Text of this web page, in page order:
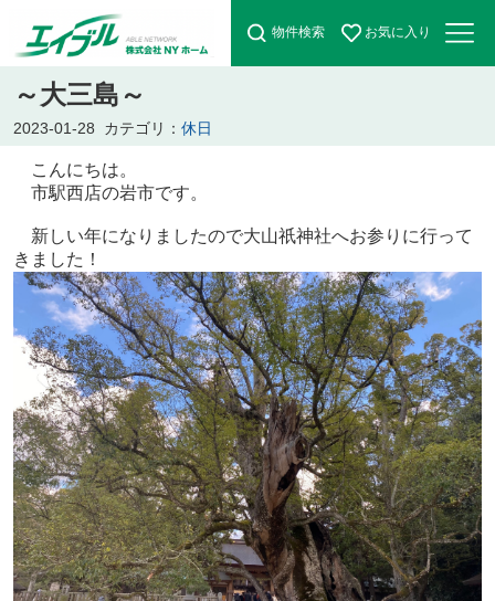
物件検索 お気に入り
～大三島～
2023-01-28 カテゴリ： 休日
こんにちは。
市駅西店の岩市です。
新しい年になりましたので大山祇神社へお参りに行って
きました！